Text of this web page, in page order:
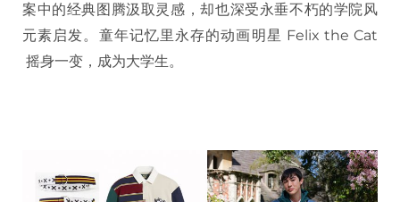
案中的经典图腾汲取灵感，却也深受永垂不朽的学院风
元素启发。童年记忆里永存的动画明星 Felix the Cat
摇身一变，成为大学生。